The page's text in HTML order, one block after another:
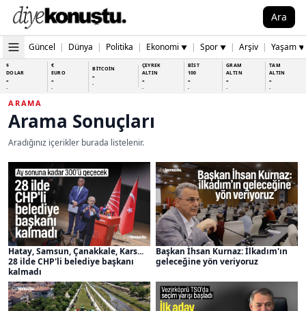
Ara
Güncel | Dünya | Politika | Ekonomi ▼ | Spor ▼ | Arşiv | Yaşam ▼
$
DOLAR
-
-
€
EURO
-
-
BİTCOİN
-
-
ÇEYREK
ALTIN
-
-
BİST
100
-
-
GRAM
ALTIN
-
-
TAM
ALTIN
-
-
ARAMA
Arama Sonuçları
Aradığınız içerikler burada listelenir.
Hatay, Samsun, Çanakkale, Kars...
28 ilde CHP'li belediye başkanı
kalmadı
Başkan İhsan Kurnaz: İlkadım'ın
geleceğine yön veriyoruz